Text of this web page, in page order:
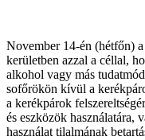
November 14-én (hétfőn)
kerületben azzal a céllal,
alkohol vagy más
sofőrökön kívül a
a kerékpárok
és eszközök használatára,
használat tilalmának